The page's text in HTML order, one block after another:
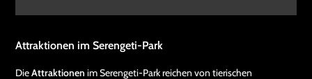
Attraktionen im Serengeti-Park
DieAttraktionen im Serengeti-Park reichen von tierischen